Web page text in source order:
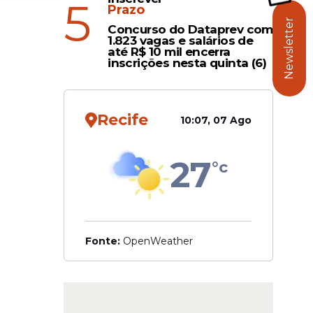
5 Prazo
Concurso do Dataprev com
1.823 vagas e salários de
até R$ 10 mil encerra
inscrições nesta quinta (6)
Recife 10:07, 07 Ago
27°c
Fonte: OpenWeather
Newsletter